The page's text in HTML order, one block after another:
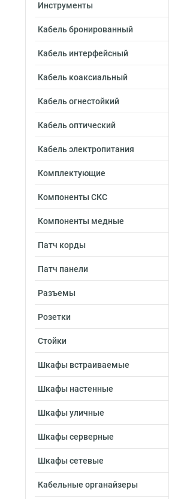
Инструменты
Кабель бронированный
Кабель интерфейсный
Кабель коаксиальный
Кабель огнестойкий
Кабель оптический
Кабель электропитания
Комплектующие
Компоненты СКС
Компоненты медные
Патч корды
Патч панели
Разъемы
Розетки
Стойки
Шкафы встраиваемые
Шкафы настенные
Шкафы уличные
Шкафы серверные
Шкафы сетевые
Кабельные органайзеры